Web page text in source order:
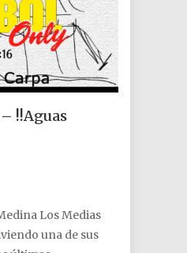
!!Aguas
Los Medias
una de sus